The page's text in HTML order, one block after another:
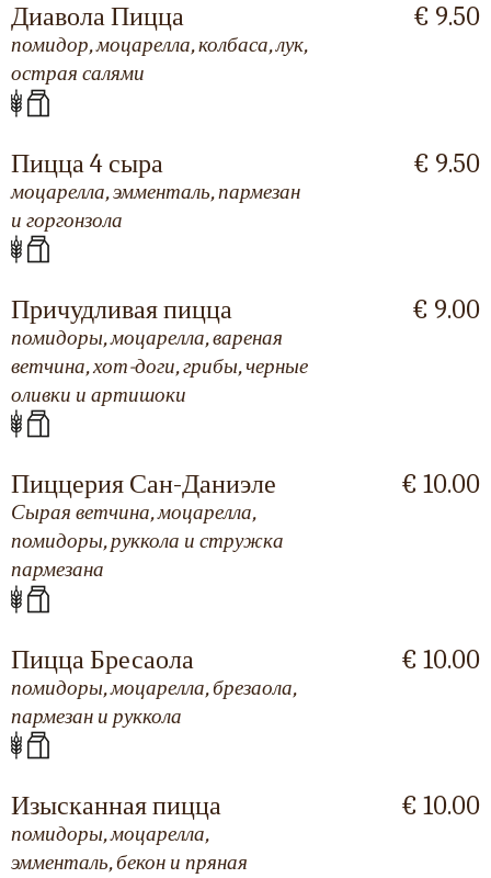
Диавола Пицца
помидор, моцарелла, колбаса, лук,
острая салями
€ 9.50
Пицца 4 сыра
моцарелла, эмменталь, пармезан
и горгонзола
€ 9.50
Причудливая пицца
помидоры, моцарелла, вареная
ветчина, хот-доги, грибы, черные
оливки и артишоки
€ 9.00
Пиццерия Сан-Даниэле
Сырая ветчина, моцарелла,
помидоры, руккола и стружка
пармезана
€ 10.00
Пицца Бресаола
помидоры, моцарелла, брезаола,
пармезан и руккола
€ 10.00
Изысканная пицца
помидоры, моцарелла,
эмменталь, бекон и пряная
€ 10.00